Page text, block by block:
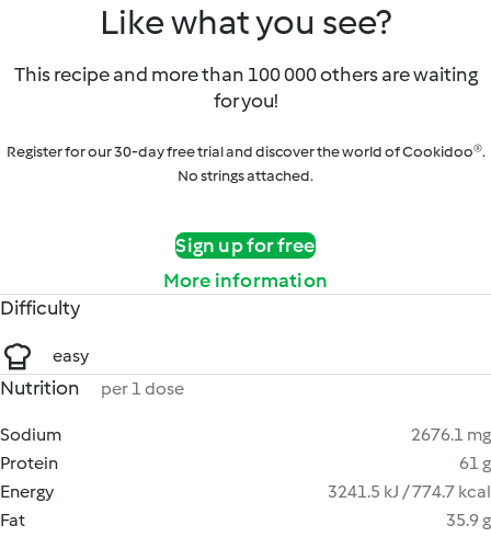
Like what you see?
This recipe and more than 100 000 others are waiting
for you!
Register for our 30-day free trial and discover the world of Cookidoo®.
No strings attached.
Sign up for free
More information
Difficulty
easy
Nutrition per 1 dose
Sodium
2676.1 mg
Protein
61 g
Energy
3241.5 kJ / 774.7 kcal
Fat
35.9 g